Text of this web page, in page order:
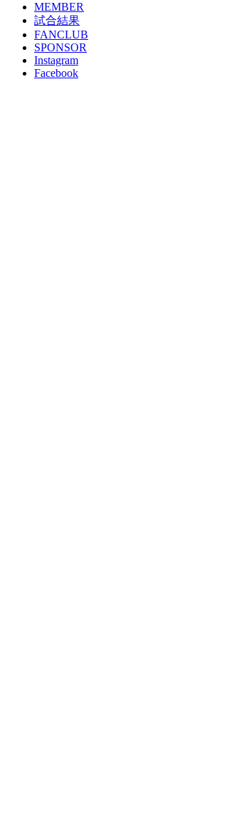
MEMBER
試合結果
FANCLUB
SPONSOR
Instagram
Facebook